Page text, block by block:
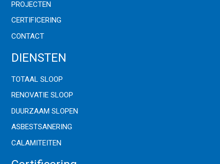
PROJECTEN
CERTIFICERING
CONTACT
DIENSTEN
TOTAAL SLOOP
RENOVATIE SLOOP
DUURZAAM SLOPEN
ASBESTSANERING
CALAMITEITEN